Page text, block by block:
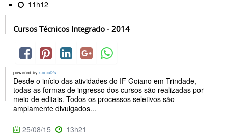
11h12
Cursos Técnicos Integrado - 2014
powered by social2s
Desde o início das atividades do IF Goiano em Trindade,
todas as formas de ingresso dos cursos são realizadas por
meio de editais. Todos os processos seletivos são
amplamente divulgados...
25/08/15 13h21